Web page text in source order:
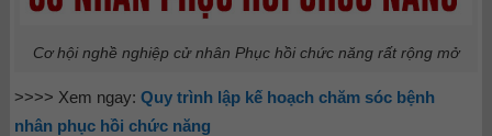
Cơ hội nghề nghiệp cử nhân Phục hồi chức năng rất rộng mở
>>>> Xem ngay:Quy trình lập kế hoạch chăm sóc bệnh
nhân phục hồi chức năng